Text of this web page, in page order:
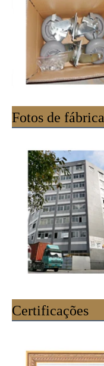
Fotos de fábrica
Certificações